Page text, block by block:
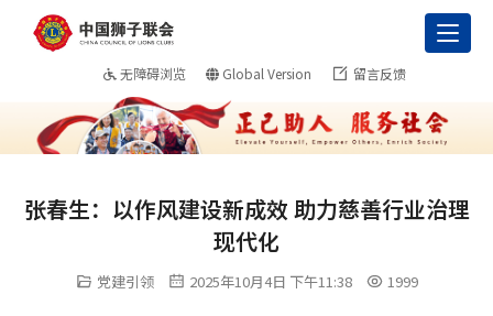
无障碍浏览 Global Version 留言反馈
张春生：以作风建设新成效 助力慈善行业治理
现代化
党建引领 2025年10月4日 下午11:38 1999